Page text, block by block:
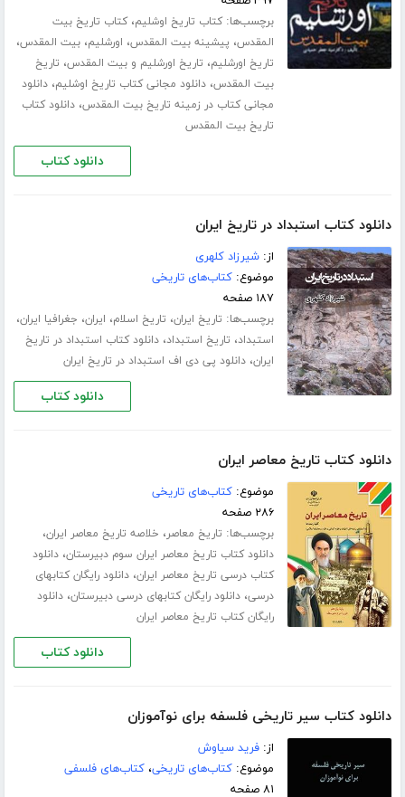
برچسب‌ها:کتاب تاریخ اوشلیم،کتاب تاریخ بیت
المقدس، پیشینه بیت المقدس، اورشلیم،بیت المقدس،
تاریخ اورشلیم، تاریخ اورشلیم و بیت المقدس، تاریخ
بیت المقدس،دانلود مجانی کتاب تاریخ اوشلیم،دانلود
مجانی کتاب در زمینه تاریخ بیت المقدس،دانلود کتاب
تاریخ بیت المقدس
دانلود کتاب
دانلود کتاب استبداد در تاریخ ایران
از:شیرزاد کلهری
موضوع:کتاب‌های تاریخی
۱۸۷ صفحه
برچسب‌ها: تاریخ ایران، تاریخ اسلام، ایران، جغرافیا ایران،
استبداد، تاریخ استبداد،دانلود کتاب استبداد در تاریخ
ایران،دانلود پی دی اف استبداد در تاریخ ایران
دانلود کتاب
دانلود کتاب تاریخ معاصر ایران
موضوع:کتاب‌های تاریخی
۲۸۶ صفحه
برچسب‌ها: تاریخ معاصر، خلاصه تاریخ معاصر ایران،
دانلود کتاب تاریخ معاصر ایران سوم دبیرستان،دانلود
کتاب درسی تاریخ معاصر ایران،دانلود رایگان کتابهای
درسی،دانلود رایگان کتابهای درسی دبیرستان،دانلود
رایگان کتاب تاریخ معاصر ایران
دانلود کتاب
دانلود کتاب سیر تاریخی فلسفه برای نوآموزان
از:فرید سیاوش
موضوع:کتاب‌های تاریخی،کتاب‌های فلسفی
۸۱ صفحه